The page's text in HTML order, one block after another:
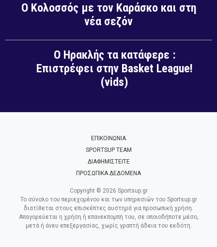
Ο Κολοσσός με τον Καράσκο και στη
νέα σεζόν
Ο Ηρακλής τα κατάφερε :
Επιστρέφει στην Basket League!
(vids)
ΕΠΙΚΟΙΝΩΝΙΑ
SPORTSUP TEAM
ΔΙΑΦΗΜΙΣΤΕΙΤΕ
ΠΡΟΣΩΠΙΚΑ ΔΕΔΟΜΕΝΑ
Copyright © 2026 Sportsup.gr
Το σύνολο του περιεχομένου και των υπηρεσιών του Sportsup.gr
διατίθεται στους επισκέπτες αυστηρά για προσωπική χρήση.
Απαγορεύεται η χρήση ή επανεκπομπή του, σε οποιοδήποτε μέσο,
μετά ή άνευ επεξεργασίας, χωρίς γραπτή άδεια του εκδότη.